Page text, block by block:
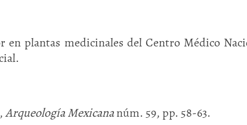
en plantas medicinales del Centro Médico
Arqueología Mexicananúm. 59, pp. 58-63.